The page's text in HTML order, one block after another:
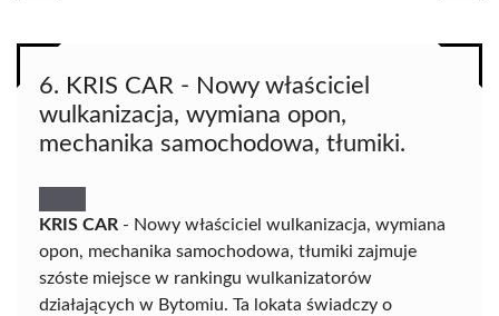
6. KRIS CAR - Nowy właściciel
wulkanizacja, wymiana opon,
mechanika samochodowa, tłumiki.
KRIS CAR - Nowy właściciel wulkanizacja, wymiana
opon, mechanika samochodowa, tłumiki zajmuje
szóste miejsce w rankingu wulkanizatorów
działających w Bytomiu. Ta lokata świadczy o